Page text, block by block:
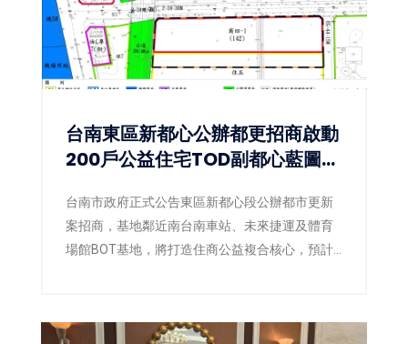
台南東區新都心公辦都更招商啟動
200戶公益住宅TOD副都心藍圖正
台南市政府正式公告東區新都心段公辦都市更新
案招商，基地鄰近南台南車站、未來捷運及體育
場館BOT基地，將打造住商公益複合核心，預計